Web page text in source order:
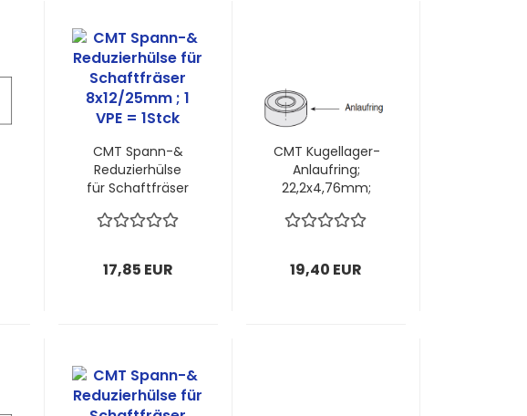
CMT Spann-&
Reduzierhülse
für Schaftfräser
VPE = 1Stck
17,85 EUR
CMT Kugellager-
Anlaufring;
22,2x4,76mm;
VPE = 1 Stück
19,40 EUR